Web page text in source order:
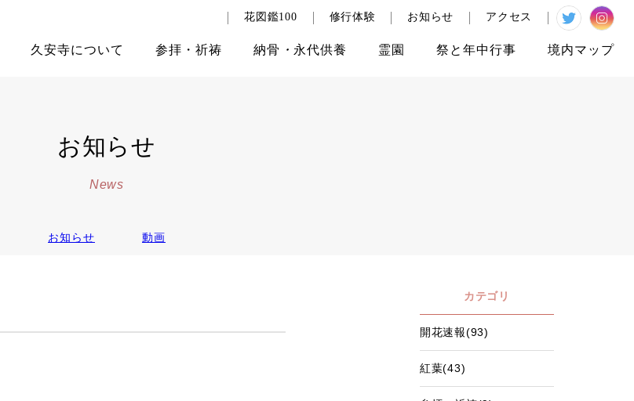
アクセス
お知らせ
修行体験
花図鑑100
久安寺について 参拝 ・ 祈祷 納骨 ・ 永代供養 霊園 祭と 年中行事 境内マップ
お知らせ
News
お知らせ 動画
カテゴリ
開花速報(93)
紅葉(43)